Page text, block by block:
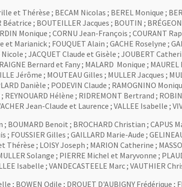
et Thérèse ; BECAM Nicolas ; BEREL Monique ;
; BOUTEILLER Jacques ; BOUTIN ;
Monique ; CORNU Jean-François ; COURANT
et Marianick ; FOUQUET Alain ; GACHE Roselyne ;
; JACQUET Claude et Gisèle ; JOUBERT
Bernard et Fany ; MALARD Monique ;
Jérôme ; MOUTEAU Gilles ; MULLER Jacques ;
Danièle ; PODEVIN Claude ; RAMOGNINO
Hélène ; RIDREMONT Bertrand ;
Jean-Claude et Laurence ; VALLEE Isabelle ;
; BOUMARD Benoit ; BROCHARD Christian ;
; FOUSSIER Gilles ; GAILLARD Marie-Aude ;
Thérèse ; LOISY Joseph ; MARION Catherine ;
Solange ; PIERRE Michel et Maryvonne ;
Isabelle ; VANDECASTEELE Marc ; VAUTHIER
; BOWEN Odile ; DROUET D'AUBIGNY Frédérique